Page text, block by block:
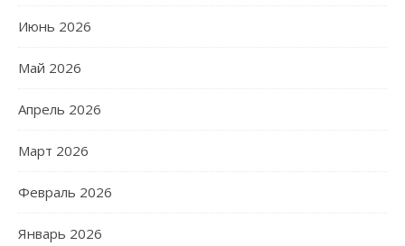
Июнь 2026
Май 2026
Апрель 2026
Март 2026
Февраль 2026
Январь 2026